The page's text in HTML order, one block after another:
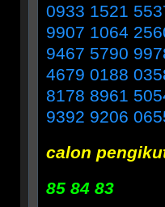
0933 1521
9907 1064
9467 5790
4679 0188
8178 8961
9392 9206
calon
85 84 83